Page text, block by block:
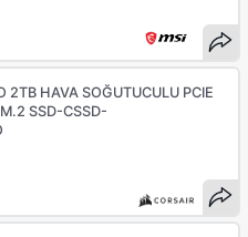
2TB HAVA SOĞUTUCULU PCIE
SSD-CSSD-